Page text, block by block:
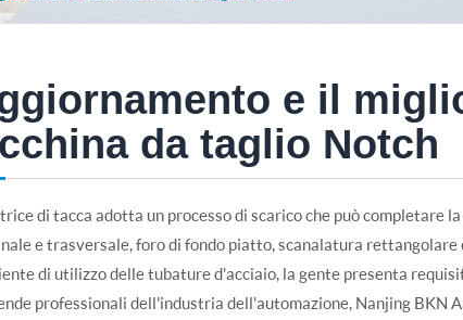
e il
da taglio Notch
di tacca adotta un processo di scarico che può completare
e trasversale, foro di fondo piatto, scanalatura
di utilizzo delle tubature d'acciaio, la gente presenta
professionali dell'industria dell'automazione, Nanjing BKN